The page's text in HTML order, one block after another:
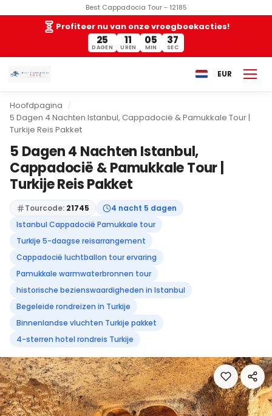
Best Cappadocia Tour - 12185
Profiteer nu van onze vroegboekacties!
25
DAGEN
11
UREN
05
MIN
36
SEC
EUR
Hoofdpagina
5 Dagen 4 Nachten Istanbul, Cappadocië & Pamukkale Tour |
Turkije Reis Pakket
5 Dagen 4 Nachten Istanbul,
Cappadocië & Pamukkale Tour |
Turkije Reis Pakket
Tourcode: 21745
4 nacht 5 dagen
Istanbul Cappadocië Pamukkale tour
Turkije 5-daagse reisarrangement
Cappadocië luchtballon tour ervaring
Pamukkale warmwaterbronnen tour
historische bezienswaardigheden in Istanbul
Begeleide rondreizen in Turkije
Binnenlandse vluchten Turkije pakket
4-sterren hotel rondreis Turkije